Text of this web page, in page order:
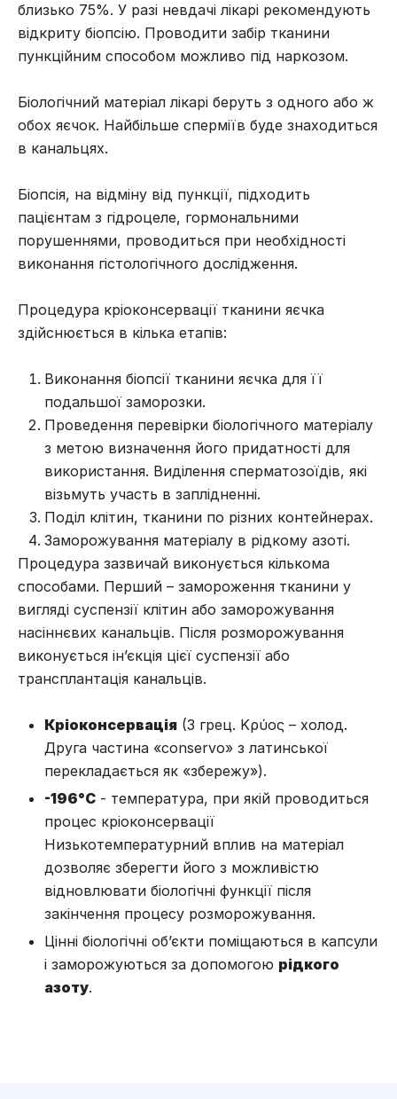
близько 75%. У разі невдачі лікарі рекомендують
відкриту біопсію. Проводити забір тканини
пункційним способом можливо під наркозом.
Біологічний матеріал лікарі беруть з одного або ж
обох яєчок. Найбільше сперміїв буде знаходиться
в канальцях.
Біопсія, на відміну від пункції, підходить
пацієнтам з гідроцеле, гормональними
порушеннями, проводиться при необхідності
виконання гістологічного дослідження.
Процедура кріоконсервації тканини яєчка
здійснюється в кілька етапів:
Виконання біопсії тканини яєчка для її
подальшої заморозки.
Проведення перевірки біологічного матеріалу
з метою визначення його придатності для
використання. Виділення сперматозоїдів, які
візьмуть участь в заплідненні.
Поділ клітин, тканини по різних контейнерах.
Заморожування матеріалу в рідкому азоті.
Процедура зазвичай виконується кількома
способами. Перший – замороження тканини у
вигляді суспензії клітин або заморожування
насіннєвих канальців. Після розморожування
виконується ін’єкція цієї суспензії або
трансплантація канальців.
Кріоконсервація (З грец. Κρύος – холод.
Друга частина «conservo» з латинської
перекладається як «збережу»).
-196°C - температура, при якій проводиться
процес кріоконсервації
Низькотемпературний вплив на матеріал
дозволяє зберегти його з можливістю
відновлювати біологічні функції після
закінчення процесу розморожування.
Цінні біологічні об’єкти поміщаються в капсули
і заморожуються за допомогою рідкого
азоту.